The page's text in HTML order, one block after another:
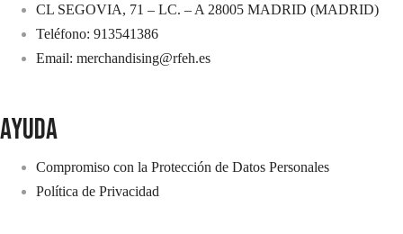
CL SEGOVIA, 71 – LC. – A 28005 MADRID (MADRID)
Teléfono: 913541386
Email: merchandising@rfeh.es
AYUDA
Compromiso con la Protección de Datos Personales
Política de Privacidad